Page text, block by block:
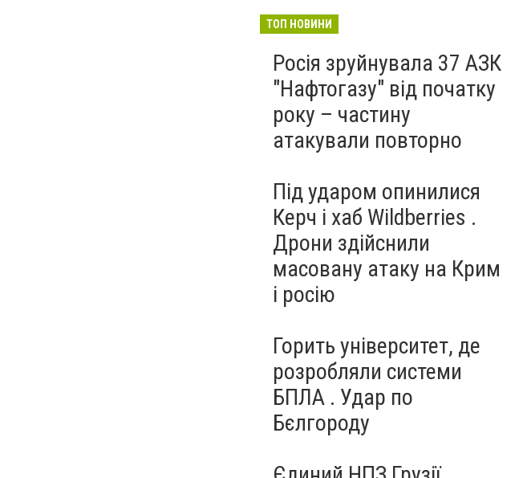
Куби
ТОП НОВИНИ
Росія зруйнувала 37 АЗК
"Нафтогазу" від початку
року – частину
атакували повторно
Під ударом опинилися
Керч і хаб Wildberries .
Дрони здійснили
масовану атаку на Крим
і росію
Горить університет, де
розробляли системи
БПЛА . Удар по
Бєлгороду